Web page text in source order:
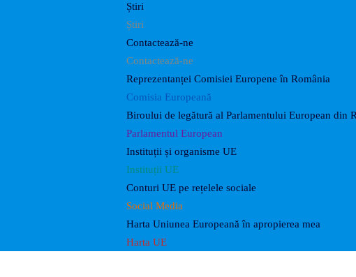
Știri
Știri
Contactează-ne
Contactează-ne
Reprezentanței Comisiei Europene în România
Comisia Europeană
Biroului de legătură al Parlamentului European din
Parlamentul European
Instituții și organisme UE
Instituții UE
Conturi UE pe rețelele sociale
Social Media
Harta Uniunea Europeană în apropierea mea
Harta UE